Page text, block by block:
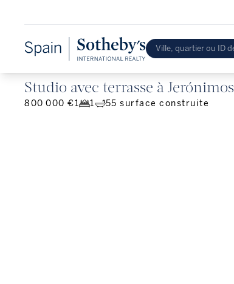
Studio avec terrasse à Jerónimos
800 000 €1 1 55 surface construite